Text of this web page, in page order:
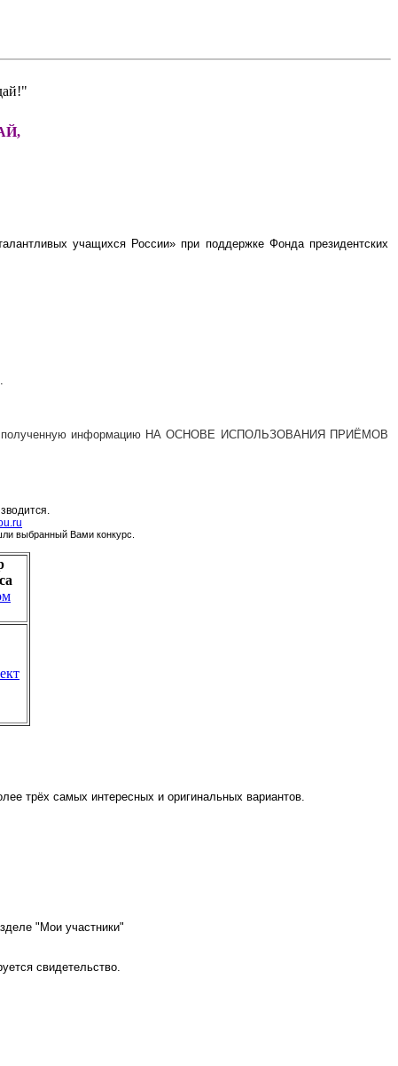
учащихся России» при поддержке Фонда президентских
полученную информацию НА ОСНОВЕ ИСПОЛЬЗОВАНИЯ ПРИЁМОВ
выбранный Вами конкурс.
трёх самых интересных и оригинальных вариантов.
"Мои участники"
свидетельство.